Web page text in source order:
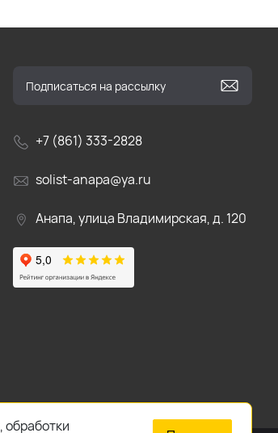
+7 (861) 333-2828
solist-anapa@ya.ru
Анапа, улица Владимирская, д. 120